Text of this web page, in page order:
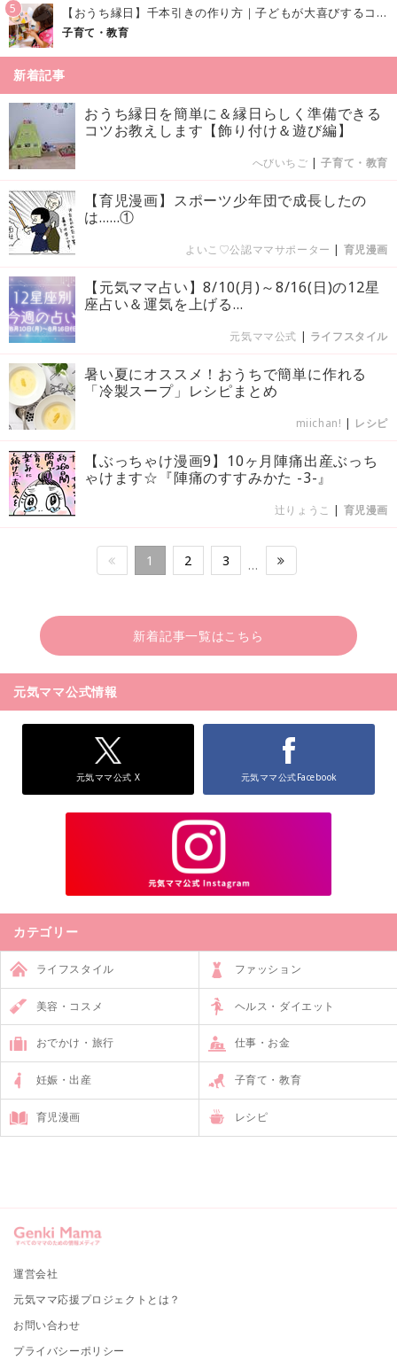
5 【おうち縁日】千本引きの作り方｜子どもが大喜びするコツやアイデア♪
子育て・教育
新着記事
おうち縁日を簡単に＆縁日らしく準備できる
コツお教えします【飾り付け＆遊び編】
へびいちご |子育て・教育
【育児漫画】スポーツ少年団で成長したの
は……①
よいこ♡公認ママサポーター | 育児漫画
【元気ママ占い】8/10(月)～8/16(日)の12星
座占い＆運気を上げる...
元気ママ公式 | ライフスタイル
暑い夏にオススメ！おうちで簡単に作れる
「冷製スープ」レシピまとめ
miichan! | レシピ
【ぶっちゃけ漫画9】10ヶ月陣痛出産ぶっち
ゃけます☆『陣痛のすすみかた -3-』
辻りょうこ | 育児漫画
1 2 3 …
新着記事一覧はこちら
元気ママ公式情報
元気ママ公式 X 元気ママ公式Facebook
カテゴリー
ライフスタイル ファッション
美容・コスメ ヘルス・ダイエット
おでかけ・旅行 仕事・お金
妊娠・出産 子育て・教育
育児漫画 レシピ
運営会社
元気ママ応援プロジェクトとは？
お問い合わせ
プライバシーポリシー